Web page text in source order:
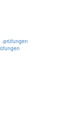
-prüfungen